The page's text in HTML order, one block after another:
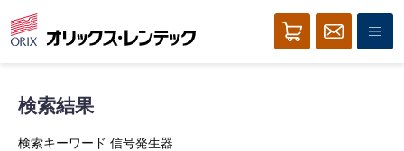
検索結果
検索キーワード 信号発生器